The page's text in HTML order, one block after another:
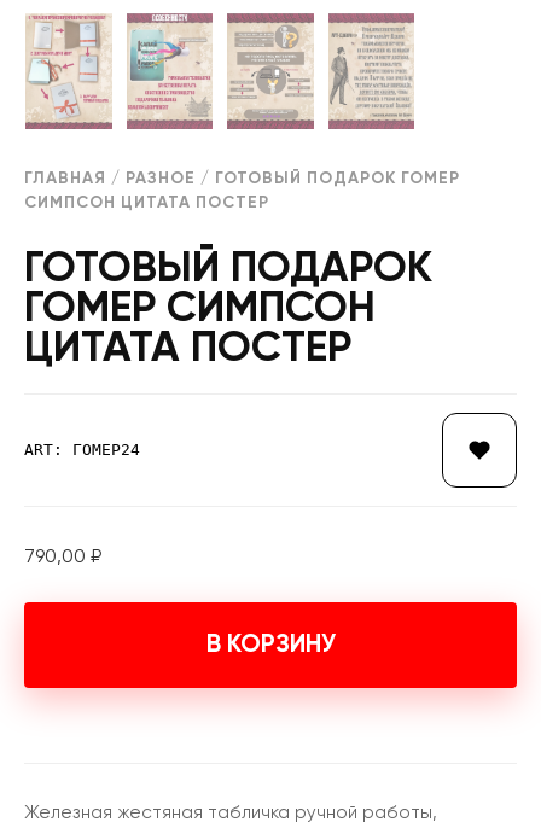
ГЛАВНАЯ / РАЗНОЕ / ГОТОВЫЙ ПОДАРОК ГОМЕР
СИМПСОН ЦИТАТА ПОСТЕР
ГОТОВЫЙ ПОДАРОК
ГОМЕР СИМПСОН
ЦИТАТА ПОСТЕР
ART: ГОМЕР24
790,00 ₽
В КОРЗИНУ
Железная жестяная табличка ручной работы,